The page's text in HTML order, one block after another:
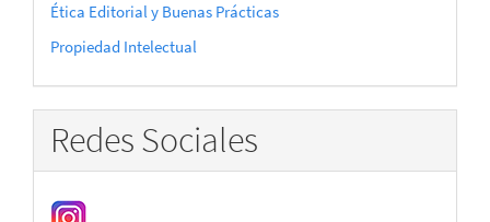
Ética Editorial y Buenas Prácticas
Propiedad Intelectual
Redes Sociales